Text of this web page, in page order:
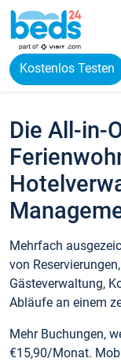
Kostenlos Testen
Die All-in-
Mehrfach
von
Gästeverwaltung,
Abläufe an einem
Mehr Buchungen,
€15,90/Monat.